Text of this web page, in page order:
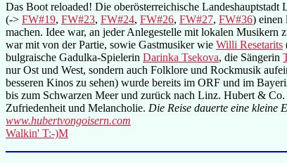
Das Boot reloaded! Die oberösterreichische
(-> FW#19, FW#23, FW#24, FW#26, FW#27, FW#36) einen
machen. Idee war, an jeder Anlegestelle mit lokalen
war mit von der Partie, sowie Gastmusiker wie Willi Resetarits
bulgraische Gadulka-Spielerin Darinka Tsekova, die Sängerin
nur Ost und West, sondern auch Folklore und Rockmusik
besseren Kinos zu sehen) wurde bereits im ORF und im
bis zum Schwarzen Meer und zurück nach Linz. Hubert &
Zufriedenheit und Melancholie. Die Reise dauerte eine kleine
www.hubertvongoisern.com
Walkin' T:-)M